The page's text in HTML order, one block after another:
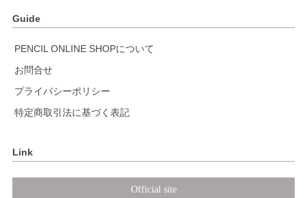
Guide
PENCIL ONLINE SHOPについて
お問合せ
プライバシーポリシー
特定商取引法に基づく表記
Link
Official site